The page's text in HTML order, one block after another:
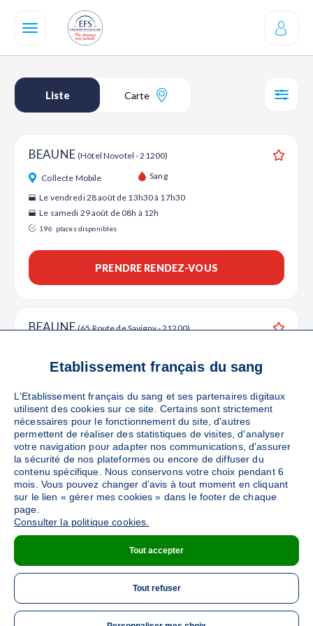
contenu
Liste Carte
BEAUNE (Hôtel Novotel - 21200)
Collecte Mobile Sang
Le vendredi 28 août de 13h30 à 17h30
Le samedi 29 août de 08h à 12h
196 places disponibles
PRENDRE RENDEZ-VOUS
BEAUNE(65 Route de Savigny - 21200)
Le samedi 26 septembre de 08h à 12h
DÉTAILS DE LA COLLECTE
BEAUNE(19 avenue Charles de Gaulle - 21200)
Collecte Mobile Sang
Le vendredi 30 octobre de 11h à 16h
Le samedi 31 octobre de 08h à 12h
DÉTAILS DE LA COLLECTE
Etablissement français du sang
L'Etablissement français du sang et ses partenaires digitaux
utilisent des cookies sur ce site. Certains sont strictement
nécessaires pour le fonctionnement du site, d'autres
permettent de réaliser des statistiques de visites, d'analyser
votre navigation pour adapter nos communications, d'assurer
la sécurité de nos plateformes ou encore de diffuser du
contenu spécifique. Nous conservons votre choix pendant 6
mois. Vous pouvez changer d’avis à tout moment en cliquant
sur le lien « gérer mes cookies » dans le footer de chaque
page.
Consulter la politique cookies.
Tout accepter
Tout refuser